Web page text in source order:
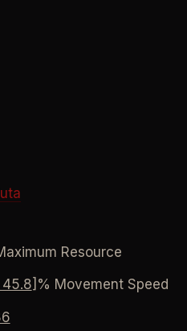
Resource
45.8 ]% Movement Speed